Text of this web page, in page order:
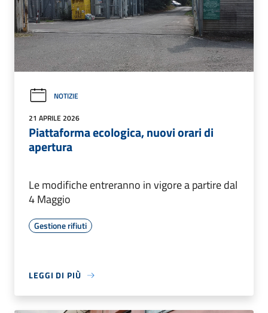
NOTIZIE
21 APRILE 2026
Piattaforma ecologica, nuovi orari di
apertura
Le modifiche entreranno in vigore a partire dal
4 Maggio
Gestione rifiuti
LEGGI DI PIÙ